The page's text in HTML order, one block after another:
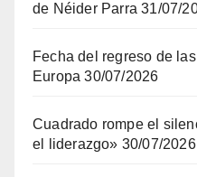
de Néider Parra 31/07/
Fecha del regreso de
Europa 30/07/2026
Cuadrado rompe el
el liderazgo» 30/07/2026